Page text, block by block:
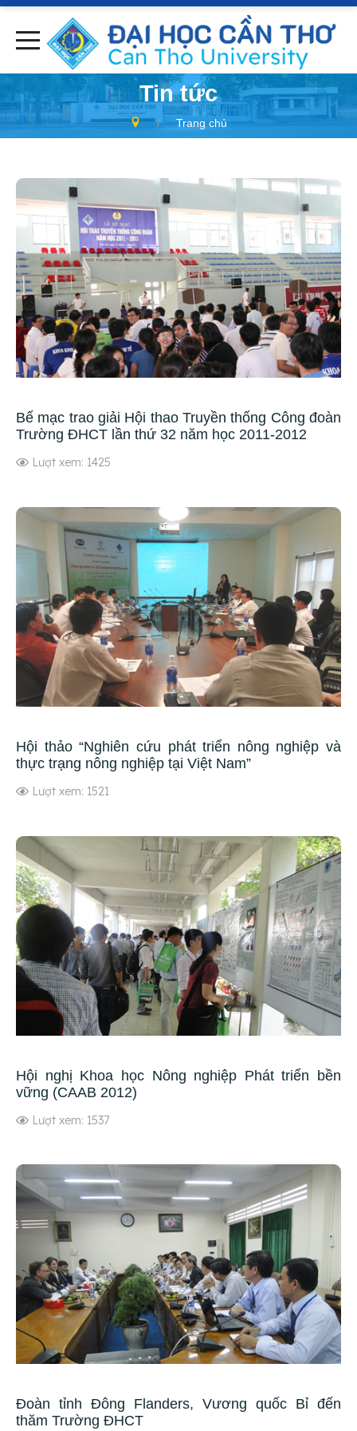
Tin tức
Trang chủ
Bế mạc trao giải Hội thao Truyền thống Công đoàn
Trường ĐHCT lần thứ 32 năm học 2011-2012
Lượt xem: 1425
Hội thảo “Nghiên cứu phát triển nông nghiệp và
thực trạng nông nghiệp tại Việt Nam”
Lượt xem: 1521
Hội nghị Khoa học Nông nghiệp Phát triển bền
vững (CAAB 2012)
Lượt xem: 1537
Đoàn tỉnh Đông Flanders, Vương quốc Bỉ đến
thăm Trường ĐHCT